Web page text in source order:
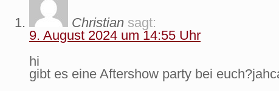
Christian sagt:
9. August 2024 um 14:55 Uhr
hi
gibt es eine Aftershow party bei